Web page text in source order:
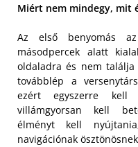
Miért nem mindegy, mit
Az első benyomás
másodpercek alatt
oldaladra és nem találja
továbblép a
ezért egyszerre kell
villámgyorsan kell
élményt kell
navigációnak